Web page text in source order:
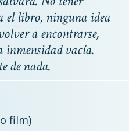
el libro, ninguna idea
a encontrarse,
inmensidad vacía.
de nada.
film)